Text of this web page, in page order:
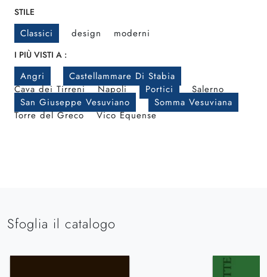
STILE
Classici design moderni
I PIÙ VISTI A :
Angri
Castellammare Di Stabia
Cava dei Tirreni
Napoli Portici
Salerno
San Giuseppe Vesuviano
Somma Vesuviana
Torre del Greco
Vico Equense
Sfoglia il catalogo